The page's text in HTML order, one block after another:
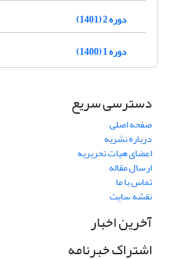
دوره 2 (1401)
دوره 1 (1400)
دسترسی سریع
صفحه اصلی
درباره نشریه
اعضای هیات تحریریه
ارسال مقاله
تماس با ما
نقشه سایت
آخرین اخبار
اشتراک خبرنامه